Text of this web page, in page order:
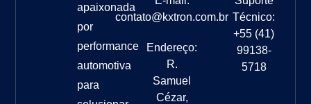
apaixonada
por
performance
automotiva
para
contato@kxtron.com.br
Endereço:
R.
Samuel
Cézar,
Técnico:
+55 (41)
99138-
5718